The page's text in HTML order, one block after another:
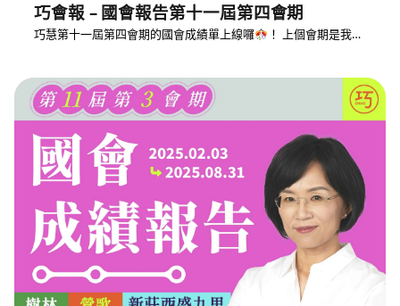
巧會報 – 國會報告第十一屆第四會期
巧慧第十一屆第四會期的國會成績單上線囉 ！ 上個會期是我…